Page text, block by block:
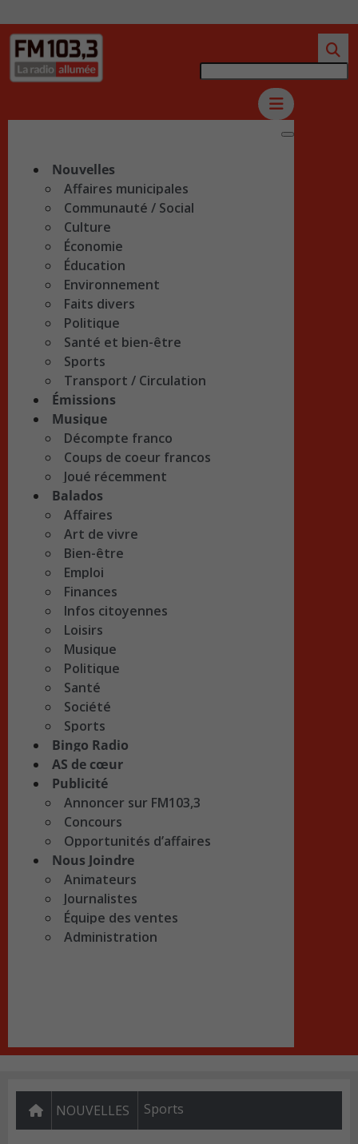
Nouvelles
Affaires municipales
Communauté / Social
Culture
Économie
Éducation
Environnement
Faits divers
Politique
Santé et bien-être
Sports
Transport / Circulation
Émissions
Musique
Décompte franco
Coups de coeur francos
Joué récemment
Balados
Affaires
Art de vivre
Bien-être
Emploi
Finances
Infos citoyennes
Loisirs
Musique
Politique
Santé
Société
Sports
Bingo Radio
AS de cœur
Publicité
Annoncer sur FM103,3
Concours
Opportunités d’affaires
Nous Joindre
Animateurs
Journalistes
Équipe des ventes
Administration
NOUVELLES Sports